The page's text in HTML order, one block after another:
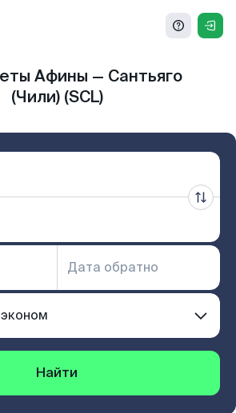
Афины — Сантьяго
(Чили) (SCL)
Найти